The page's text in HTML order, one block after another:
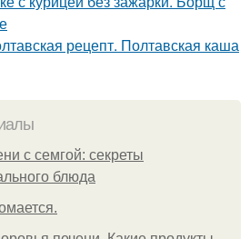
рецепт. Полтавская каша
с семгой: секреты
блюда